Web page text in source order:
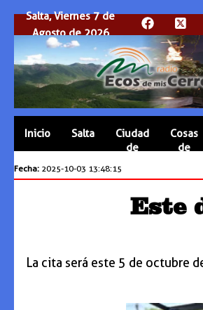
Salta, Viernes 7 de
Agosto de 2026
Inicio Salta
Ciudad
de
Cosas
de
Fecha: 2025-10-03 13:48:15
Este
La cita será este 5 de octubre